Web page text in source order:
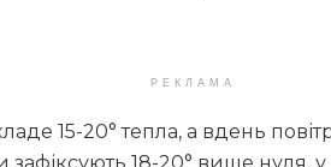
РЕКЛАМА
15-20° тепла, а вдень
зафіксують 18-20° вище нуля,